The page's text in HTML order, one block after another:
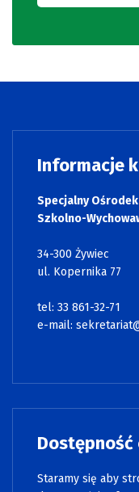
Informacje
Specjalny Ośrodek
Szkolno-
34-300 Żywiec
ul. Kopernika 77
tel: 33 861-32-71
e-mail:
Staramy się aby